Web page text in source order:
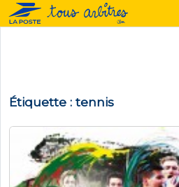
Étiquette : tennis